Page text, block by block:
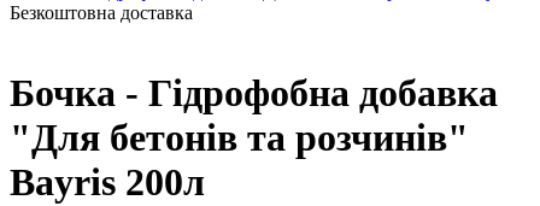
Безкоштовна доставка
Бочка - Гідрофобна добавка
"Для бетонів та розчинів"
Bayris 200л